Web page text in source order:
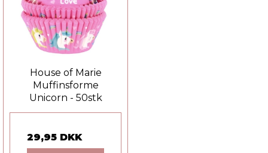
House of Marie
Muffinsforme
Unicorn - 50stk
29,95 DKK